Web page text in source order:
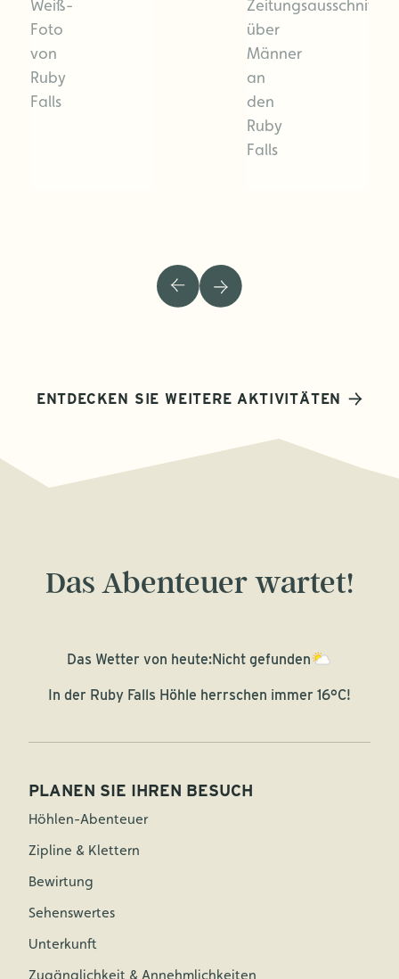
ENTDECKEN SIE WEITERE AKTIVITÄTEN
Das Abenteuer wartet!
Das Wetter von heute:Nicht gefunden
In der Ruby Falls Höhle herrschen immer 16°C!
PLANEN SIE IHREN BESUCH
Höhlen-Abenteuer
Zipline & Klettern
Bewirtung
Sehenswertes
Unterkunft
Zugänglichkeit & Annehmlichkeiten